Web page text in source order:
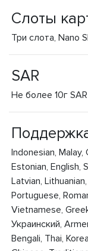
Слоты
Три слота, Nano
SAR
Не более 10г SAR
Indonesian, Malay,
Estonian, English,
Latvian,
Portuguese,
Vietnamese,
Украинский,
Bengali, Thai,